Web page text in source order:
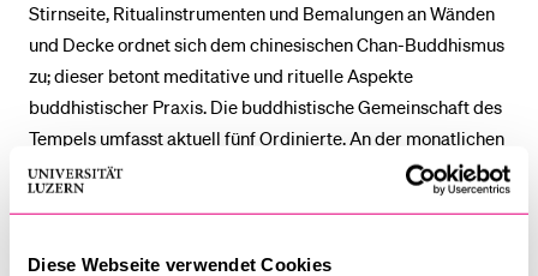
Diese Webseite verwendet Cookies
Stirnseite, Ritualinstrumenten und Bemalungen an Wänden
und Decke ordnet sich dem chinesischen Chan-Buddhismus
zu; dieser betont meditative und rituelle Aspekte
buddhistischer Praxis. Die buddhistische Gemeinschaft des
Tempels umfasst aktuell fünf Ordinierte. An der monatlichen
Vollmondzeremonie nehmen zehn bis zwanzig Personen teil.
Diese Zeremonie umfasst die 40-minütige Rezitation
Sitzmeditation, unterbrochen von einer zehnminütigen